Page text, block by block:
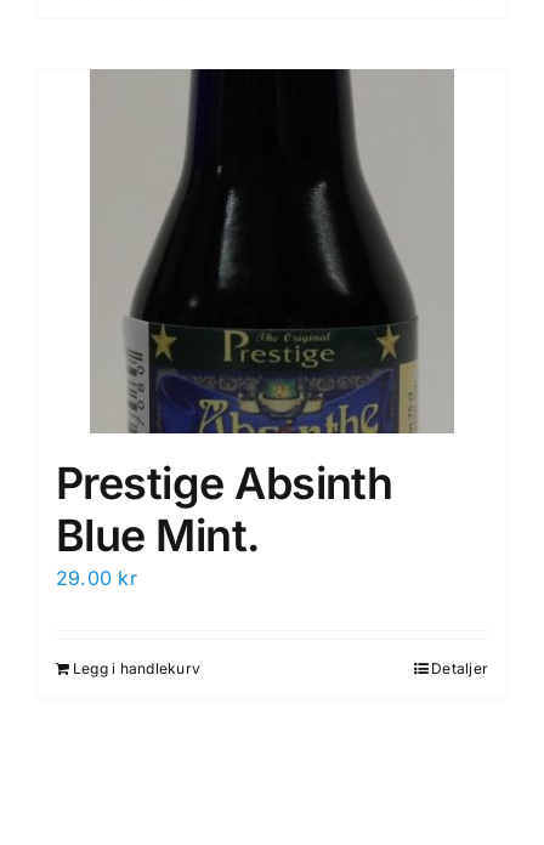
Prestige Absinth
Blue Mint.
29.00 kr
Legg i handlekurv Detaljer